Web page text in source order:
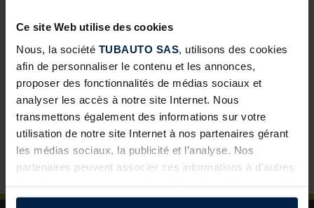
Ce site Web utilise des cookies
Nous, la société TUBAUTO SAS , utilisons des cookies
afin de personnaliser le contenu et les annonces,
proposer des fonctionnalités de médias sociaux et
analyser les accès à notre site Internet. Nous
transmettons également des informations sur votre
utilisation de notre site Internet à nos partenaires gérant
les médias sociaux, la publicité et l’analyse. Nos
partenaires peuvent associer ces informations à d’autres
ont collectées dans le cadre de votre utilisation des
Abris de jardin avec toit lounge : une solution à forte
valeur ajoutée pour vos clients
Porte de garage sectionnelle : un incontournable pour
développer vos ventes
La porte de garage : un levier de valorisation pour vos
projets clients
Plus de sécurité dans le jardin : un aménagement
astucieux pour plus d’ordre et de rangement